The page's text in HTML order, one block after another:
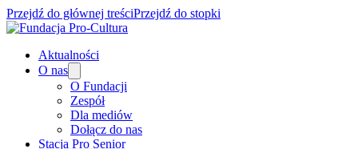
Przejdź do głównej treściPrzejdź do stopki
Aktualności
O nas
O Fundacji
Zespół
Dla mediów
Dołącz do nas
Stacja Pro Senior